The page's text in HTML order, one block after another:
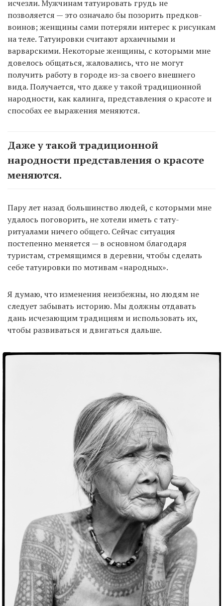
исчезли. Мужчинам татуировать грудь не
позволяется — это означало бы позорить предков-
воинов; женщины сами потеряли интерес к рисункам
на теле. Татуировки считают архаичными и
варварскими. Некоторые женщины, с которыми мне
довелось общаться, жаловались, что не могут
получить работу в городе из-за своего внешнего
вида. Получается, что даже у такой традиционной
народности, как калинга, представления о красоте и
способах ее выражения меняются.
Даже у такой традиционной
народности представления о красоте
меняются.
Пару лет назад большинство людей, с которыми мне
удалось поговорить, не хотели иметь с тату-
ритуалами ничего общего. Сейчас ситуация
постепенно меняется — в основном благодаря
туристам, стремящимся в деревни, чтобы сделать
себе татуировки по мотивам «народных».
Я думаю, что изменения неизбежны, но людям не
следует забывать историю. Мы должны отдавать
дань исчезающим традициям и использовать их,
чтобы развиваться и двигаться дальше.